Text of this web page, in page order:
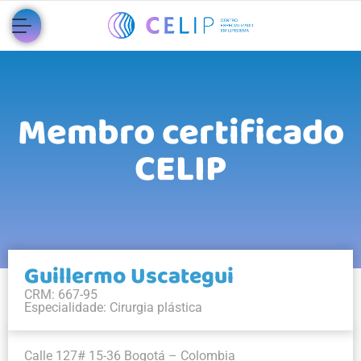
Membro certificado
CELIP
Guillermo Uscategui
CRM: 667-95
Especialidade: Cirurgia plástica
Calle 127# 15-36 Bogotá – Colombia